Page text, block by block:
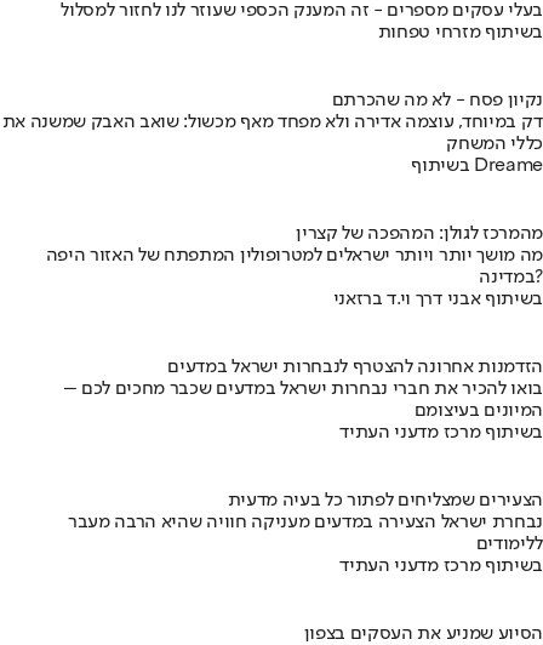
בעלי עסקים מספרים - זה המענק הכספי שעוזר לנו לחזור למסלול
בשיתוף מזרחי טפחות
נקיון פסח - לא מה שהכרתם
דק במיוחד, עוצמה אדירה ולא מפחד מאף מכשול: שואב האבק שמשנה את
כללי המשחק
בשיתוף Dreame
מהמרכז לגולן: המהפכה של קצרין
מה מושך יותר ויותר ישראלים למטרופולין המתפתח של האזור היפה
במדינה?
בשיתוף אבני דרך וי.ד ברזאני
הזדמנות אחרונה להצטרף לנבחרות ישראל במדעים
בואו להכיר את חברי נבחרות ישראל במדעים שכבר מחכים לכם –
המיונים בעיצומם
בשיתוף מרכז מדעני העתיד
הצעירים שמצליחים לפתור כל בעיה מדעית
נבחרת ישראל הצעירה במדעים מעניקה חוויה שהיא הרבה מעבר
ללימודים
בשיתוף מרכז מדעני העתיד
הסיוע שמניע את העסקים בצפון